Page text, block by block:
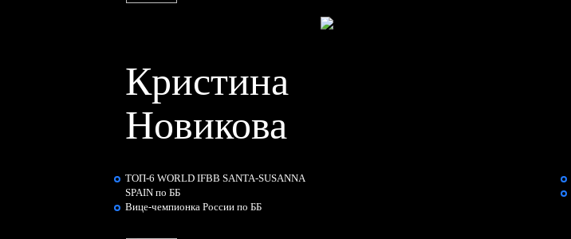
Кристина
Новикова
ТОП-6 WORLD IFBB SANTA-SUSANNA
SPAIN по ББ
Вице-чемпионка России по ББ